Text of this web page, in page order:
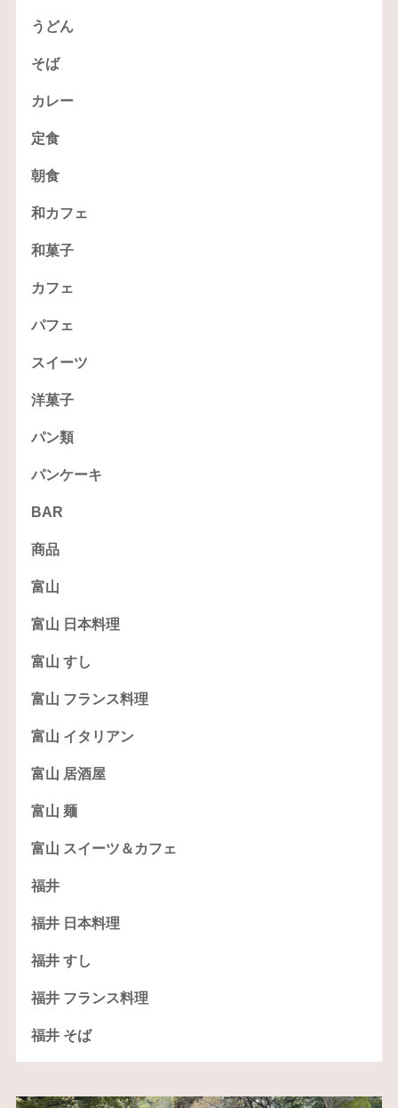
うどん
そば
カレー
定食
朝食
和カフェ
和菓子
カフェ
パフェ
スイーツ
洋菓子
パン類
パンケーキ
BAR
商品
富山
富山 日本料理
富山 すし
富山 フランス料理
富山 イタリアン
富山 居酒屋
富山 麺
富山 スイーツ＆カフェ
福井
福井 日本料理
福井 すし
福井 フランス料理
福井 そば